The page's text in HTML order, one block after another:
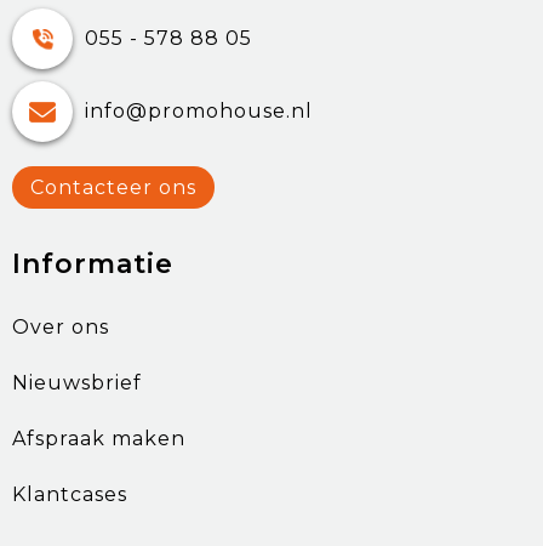
055 - 578 88 05
info@promohouse.nl
Contacteer ons
Informatie
Over ons
Nieuwsbrief
Afspraak maken
Klantcases